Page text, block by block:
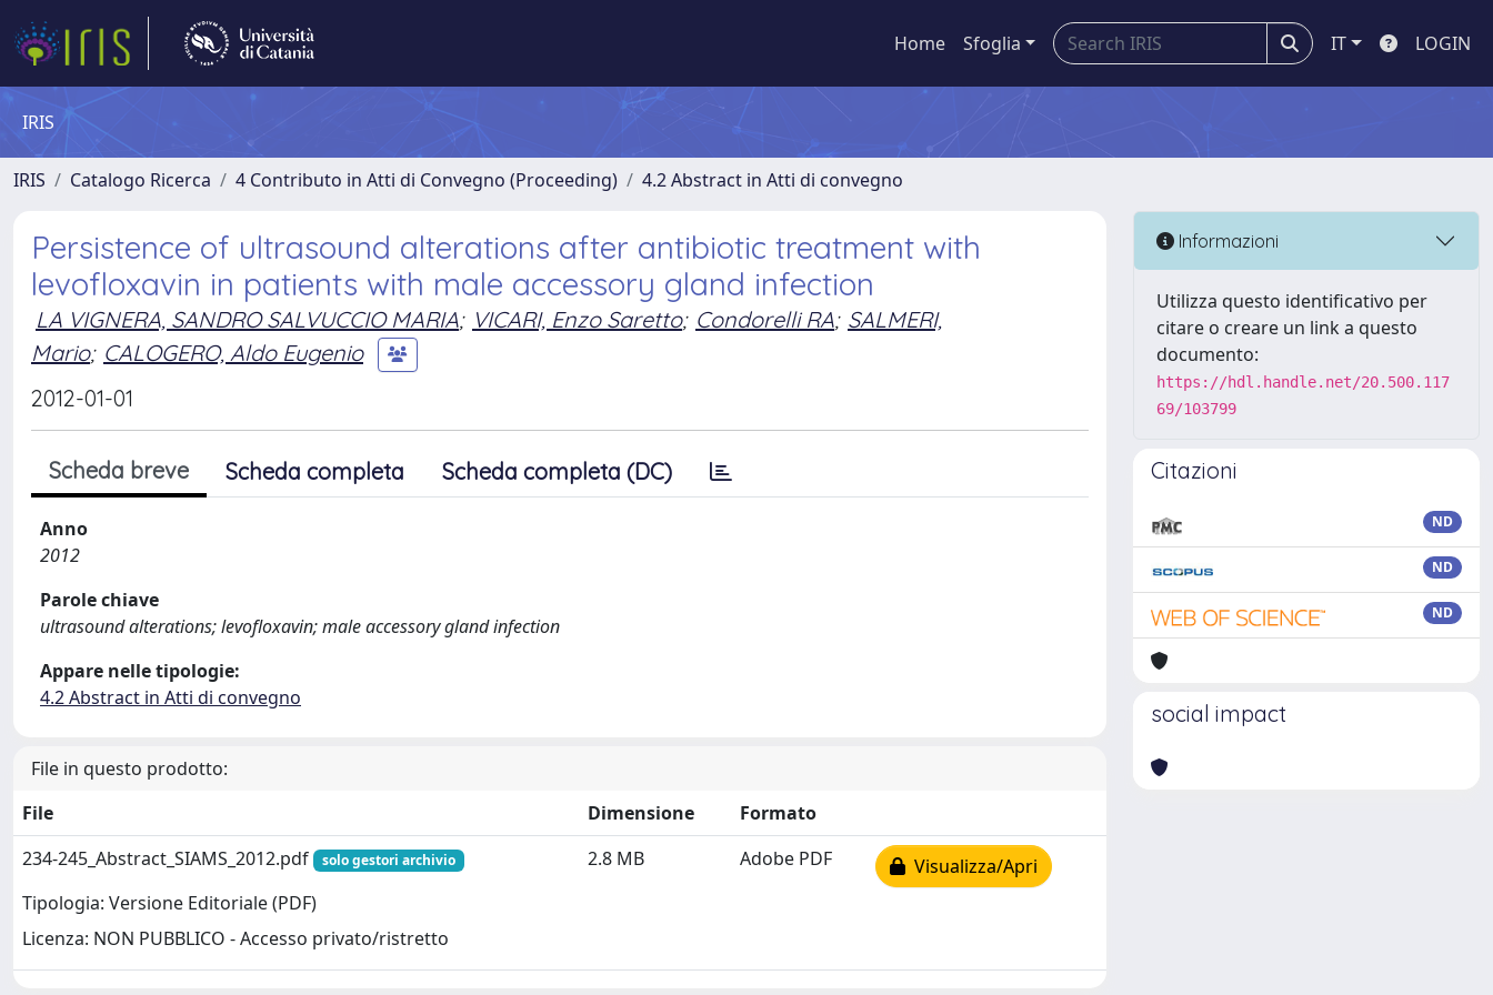
Home Sfoglia IT LOGIN
IRIS
IRIS Catalogo Ricerca 4 Contributo in Atti di Convegno (Proceeding) 4.2 Abstract in Atti di convegno
Persistence of ultrasound alterations after antibiotic treatment with
levofloxavin in patients with male accessory gland infection
LA VIGNERA, SANDRO SALVUCCIO MARIA; VICARI, Enzo Saretto; Condorelli RA; SALMERI,
Mario; CALOGERO, Aldo Eugenio
2012-01-01
Scheda breve Scheda completa Scheda completa (DC)
Anno
2012
Parole chiave
ultrasound alterations; levofloxavin; male accessory gland infection
Appare nelle tipologie:
4.2 Abstract in Atti di convegno
File in questo prodotto:
File
Dimensione
Formato
234-245_Abstract_SIAMS_2012.pdf
solo gestori archivio
Tipologia: Versione Editoriale (PDF)
Licenza: NON PUBBLICO - Accesso privato/ristretto
2.8 MB Adobe PDF Visualizza/Apri
Informazioni
Utilizza questo identificativo per
citare o creare un link a questo
documento:
https://hdl.handle.net/20.500.117
69/103799
Citazioni
ND
ND
ND
social impact